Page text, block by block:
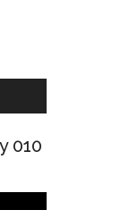
010